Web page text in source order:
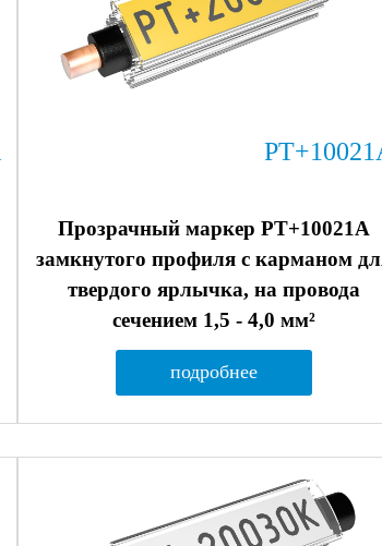
Прозрачный маркер PT+10021A
замкнутого профиля с карманом
твердого ярлычка, на провода
сечением 1,5 - 4,0 мм²
подробнее